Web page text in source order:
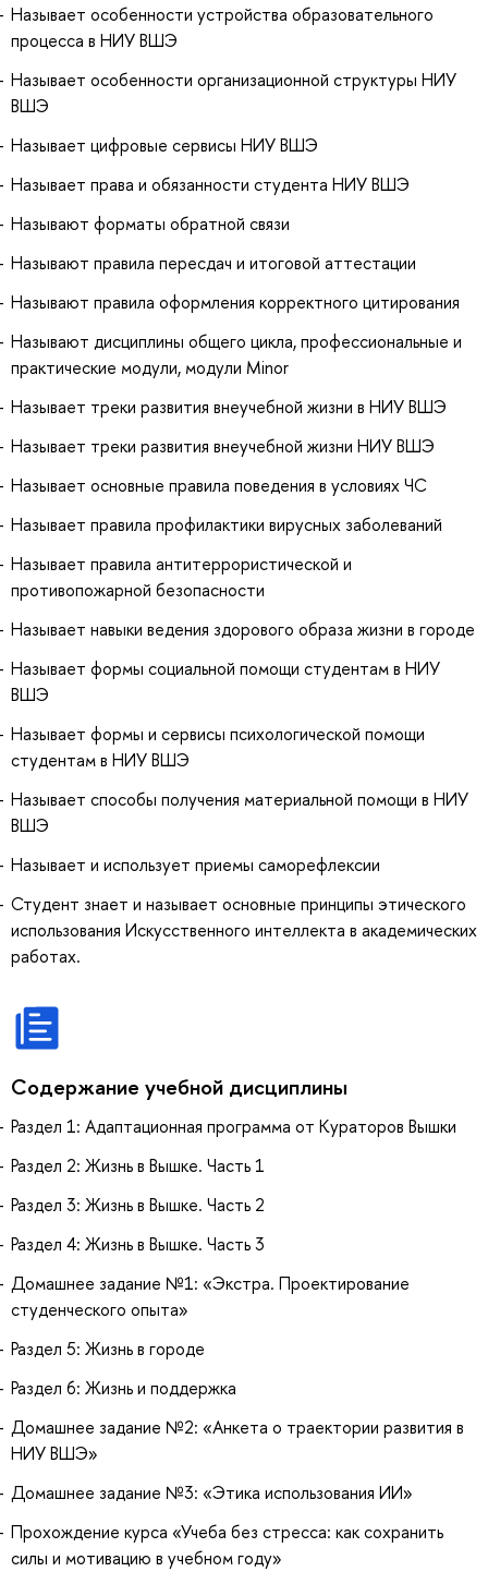
Называет особенности устройства образовательного
процесса в НИУ ВШЭ
Называет особенности организационной структуры НИУ
ВШЭ
Называет цифровые сервисы НИУ ВШЭ
Называет права и обязанности студента НИУ ВШЭ
Называют форматы обратной связи
Называют правила пересдач и итоговой аттестации
Называют правила оформления корректного цитирования
Называют дисциплины общего цикла, профессиональные и
практические модули, модули Minor
Называет треки развития внеучебной жизни в НИУ ВШЭ
Называет треки развития внеучебной жизни НИУ ВШЭ
Называет основные правила поведения в условиях ЧС
Называет правила профилактики вирусных заболеваний
Называет правила антитеррористической и
противопожарной безопасности
Называет навыки ведения здорового образа жизни в городе
Называет формы социальной помощи студентам в НИУ
ВШЭ
Называет формы и сервисы психологической помощи
студентам в НИУ ВШЭ
Называет способы получения материальной помощи в НИУ
ВШЭ
Называет и использует приемы саморефлексии
Студент знает и называет основные принципы этического
использования Искусственного интеллекта в академических
работах.
Содержание учебной дисциплины
Раздел 1: Адаптационная программа от Кураторов Вышки
Раздел 2: Жизнь в Вышке. Часть 1
Раздел 3: Жизнь в Вышке. Часть 2
Раздел 4: Жизнь в Вышке. Часть 3
Домашнее задание №1: «Экстра. Проектирование
студенческого опыта»
Раздел 5: Жизнь в городе
Раздел 6: Жизнь и поддержка
Домашнее задание №2: «Анкета о траектории развития в
НИУ ВШЭ»
Домашнее задание №3: «Этика использования ИИ»
Прохождение курса «Учеба без стресса: как сохранить
силы и мотивацию в учебном году»